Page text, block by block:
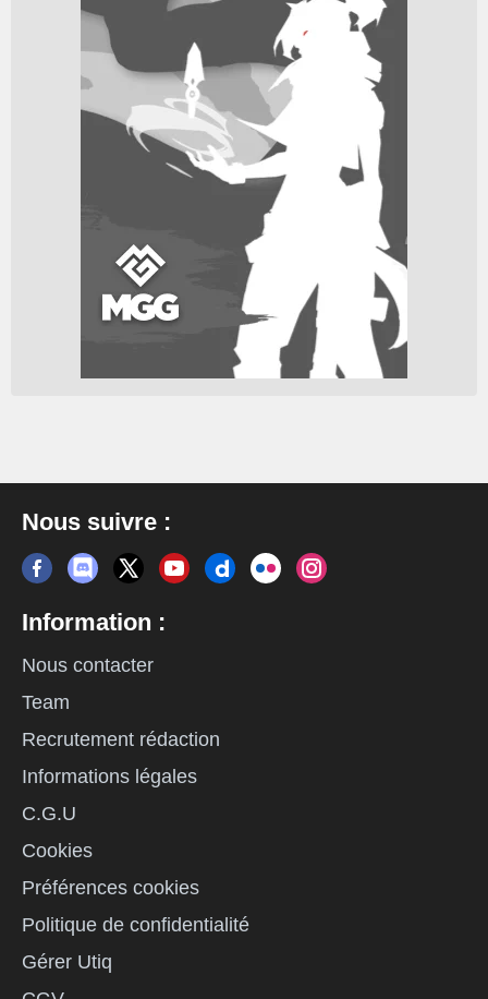
Nous suivre :
Information :
Nous contacter
Team
Recrutement rédaction
Informations légales
C.G.U
Cookies
Préférences cookies
Politique de confidentialité
Gérer Utiq